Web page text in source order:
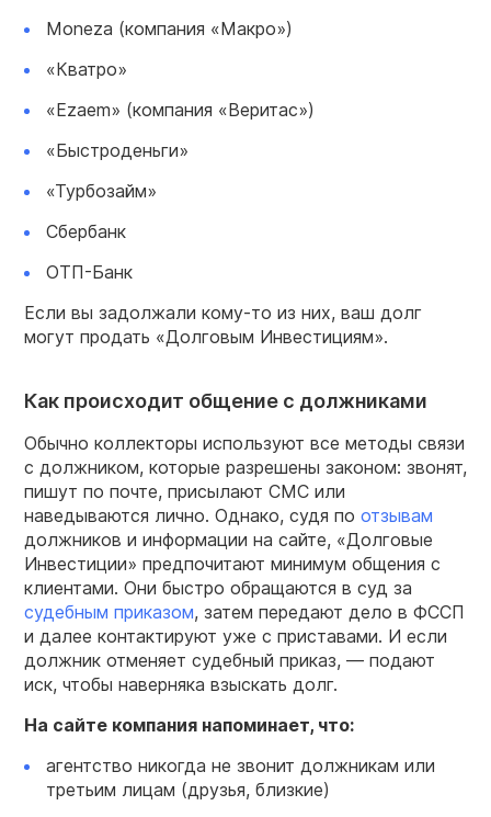
Moneza (компания «Макро»)
«Кватро»
«Ezaem» (компания «Веритас»)
«Быстроденьги»
«Турбозайм»
Сбербанк
ОТП-Банк
Если вы задолжали кому-то из них, ваш долг
могут продать «Долговым Инвестициям».
Как происходит общение с должниками
Обычно коллекторы используют все методы связи
с должником, которые разрешены законом: звонят,
пишут по почте, присылают СМС или
наведываются лично. Однако, судя по отзывам
должников и информации на сайте, «Долговые
Инвестиции» предпочитают минимум общения с
клиентами. Они быстро обращаются в суд за
судебным приказом, затем передают дело в ФССП
и далее контактируют уже с приставами. И если
должник отменяет судебный приказ, — подают
иск, чтобы наверняка взыскать долг.
На сайте компания напоминает, что:
агентство никогда не звонит должникам или
третьим лицам (друзья, близкие)